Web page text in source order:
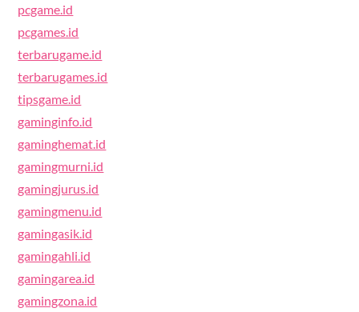
pcgame.id
pcgames.id
terbarugame.id
terbarugames.id
tipsgame.id
gaminginfo.id
gaminghemat.id
gamingmurni.id
gamingjurus.id
gamingmenu.id
gamingasik.id
gamingahli.id
gamingarea.id
gamingzona.id